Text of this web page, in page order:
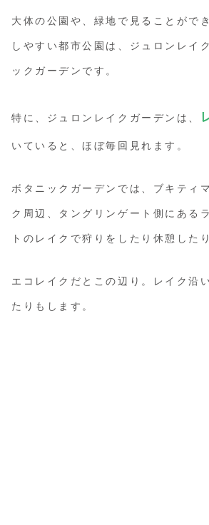
大体の公園や、緑地で見ることがで
しやすい都市公園は、ジュロンレイ
ックガーデンです。
特に、ジュロンレイクガーデンは、
いていると、ほぼ毎回見れます。
ボタニックガーデンでは、ブキティ
ク周辺、タングリンゲート側にある
トのレイクで狩りをしたり休憩した
エコレイクだとこの辺り。レイク沿
たりもします。